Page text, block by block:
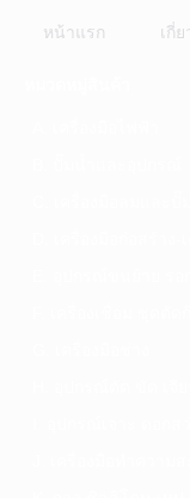
หน้าแรก เกี่
D. เครื่องมือก่อสร้าง